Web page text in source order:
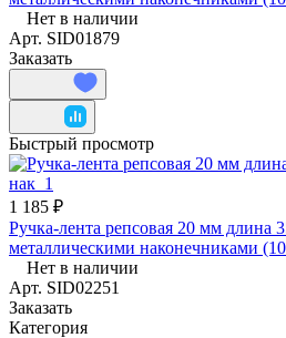
Нет в наличии
Арт. SID01879
Заказать
Быстрый просмотр
1 185 ₽
Ручка-лента репсовая 20 мм длина
металлическими наконечниками
Нет в наличии
Арт. SID02251
Заказать
Категория